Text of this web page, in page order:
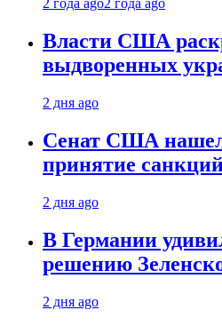
2 года ago2 года ago
Власти США
выдворенных
2 дня ago
Сенат США нашел
принятие
2 дня ago
В Германии
решению
2 дня ago